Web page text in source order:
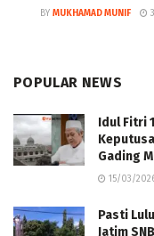
BY MUKHAMAD MUNIF
POPULAR NEWS
Idul Fitri
Gading
15/03/
Pasti
Jatim